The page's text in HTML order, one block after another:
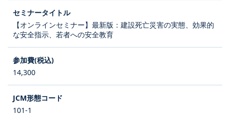
【オンラインセミナー】最新版：建設死亡災害の実態、効果的
な安全指示、若者への安全教育
14,300
101-1